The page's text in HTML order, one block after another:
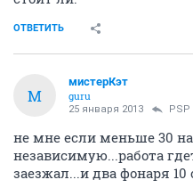
ОТВЕТИТЬ
М
мистерКэт
guru
25 января 2013 PSP
не мне если меньше 30
независимую...работа
заезжал...и два фонаря